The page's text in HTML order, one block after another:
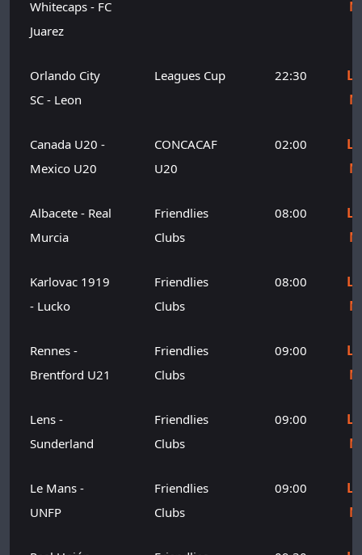
Whitecaps - FC
Juarez
Orlando City
SC - Leon
Leagues Cup 22:30
Canada U20 -
Mexico U20
CONCACAF
U20
02:00
Albacete - Real
Murcia
Friendlies
Clubs
08:00
Karlovac 1919
- Lucko
Friendlies
Clubs
08:00
Rennes -
Brentford U21
Friendlies
Clubs
09:00
Lens -
Sunderland
Friendlies
Clubs
09:00
Le Mans -
UNFP
Friendlies
Clubs
09:00